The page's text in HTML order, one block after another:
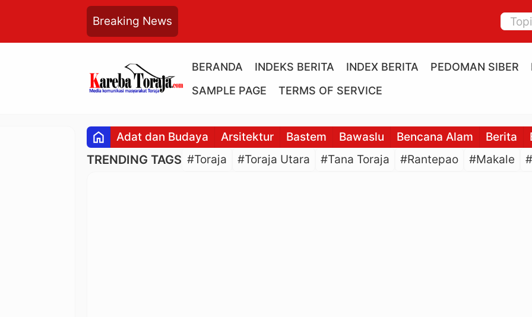
Breaking News
BERANDA INDEKS BERITA INDEX BERITA PEDOMAN SIBER
SAMPLE PAGE
TERMS OF SERVICE
home Adat dan Budaya Arsitektur Bastem Bawaslu Bencana Alam Berita
TRENDING TAGS #Toraja #Toraja Utara #Tana Toraja #Rantepao #Makale